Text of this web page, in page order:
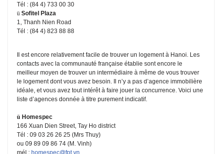
Tél : (84 4) 733 00 30
ü Sofitel Plaza
1, Thanh Nien Road
Tél : (84 4) 823 88 88
Il est encore relativement facile de trouver un logement à Hanoi. Les
contacts avec la communauté française établie sont encore le
meilleur moyen de trouver un intermédiaire à même de vous trouver
le logement dont vous avez besoin. Il n’y a pas d’agence immobilière
idéale, et vous avez tout intérêt à faire jouer la concurrence. Voici une
liste d’agences donnée à titre purement indicatif.
ü Homespec
166 Xuan Dien Street , Tay Ho district
Tél : 09 03 26 26 25 (Mrs Thuy)
ou 09 89 09 86 74 (M. Vinh)
mél : homespec@fpt.vn